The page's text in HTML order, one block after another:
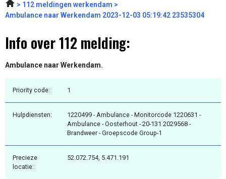
112 meldingen werkendam
Ambulance naar Werkendam 2023-12-03 05:19:42 23535304
Info over 112 melding:
Ambulance naar Werkendam.
Priority code: 1
Hulpdiensten:
1220499 - Ambulance - Monitorcode 1220631 -
Ambulance - Oosterhout - 20-131 2029568 -
Brandweer - Groepscode Group-1
Precieze
locatie:
52.072.754, 5.471.191